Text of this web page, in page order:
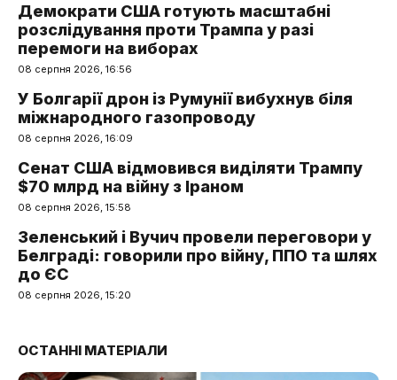
Демократи США готують масштабні
розслідування проти Трампа у разі
перемоги на виборах
08 серпня 2026, 16:56
У Болгарії дрон із Румунії вибухнув біля
міжнародного газопроводу
08 серпня 2026, 16:09
Сенат США відмовився виділяти Трампу
$70 млрд на війну з Іраном
08 серпня 2026, 15:58
Зеленський і Вучич провели переговори у
Белграді: говорили про війну, ППО та шлях
до ЄС
08 серпня 2026, 15:20
ОСТАННІ МАТЕРІАЛИ